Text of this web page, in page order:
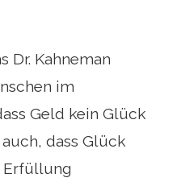
Dr. Kahneman
im
Geld kein Glück
dass Glück